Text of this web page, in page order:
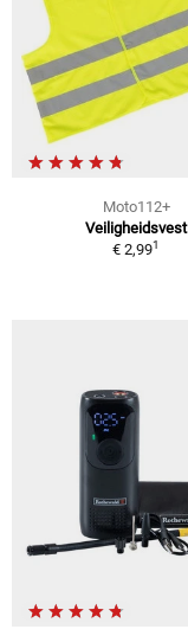
Moto112+
Veiligheidsvest
€ 2,991